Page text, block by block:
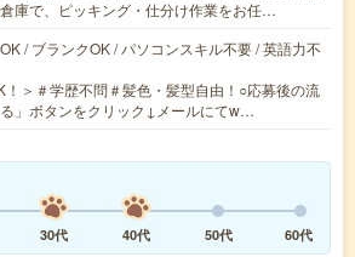
庫で、ピッキング・仕分け作業をお任…
/ ブランクOK / パソコンスキル不要 / 英語力不
！＞＃学歴不問＃髪色・髪型自由！○応募後の流
」ボタンをクリック↓メールにてw…
30代 40代 50代 60代